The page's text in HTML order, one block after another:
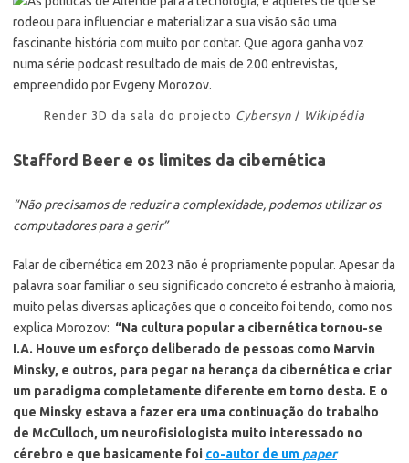
Render 3D da sala do projecto Cybersyn / Wikipédia
Stafford Beer e os limites da cibernética
“Não precisamos de reduzir a complexidade, podemos utilizar os
computadores para a gerir”
Falar de cibernética em 2023 não é propriamente popular. Apesar da
palavra soar familiar o seu significado concreto é estranho à maioria,
muito pelas diversas aplicações que o conceito foi tendo, como nos
explica Morozov: “Na cultura popular a cibernética tornou-se
I.A. Houve um esforço deliberado de pessoas como Marvin
Minsky, e outros, para pegar na herança da cibernética e criar
um paradigma completamente diferente em torno desta. E o
que Minsky estava a fazer era uma continuação do trabalho
de McCulloch, um neurofisiologista muito interessado no
cérebro e que basicamente foi co-autor de um paper